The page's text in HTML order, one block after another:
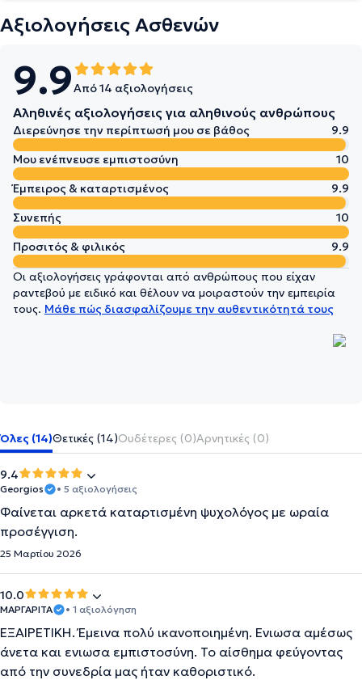
Αξιολογήσεις Ασθενών
9.9Από 14 αξιολογήσεις
Αληθινές αξιολογήσεις για αληθινούς ανθρώπους
Διερεύνησε την περίπτωσή μου σε βάθος
9.9
Μου ενέπνευσε εμπιστοσύνη
10
Έμπειρος & καταρτισμένος
9.9
Συνεπής
10
Προσιτός & φιλικός
9.9
Οι αξιολογήσεις γράφονται από ανθρώπους που είχαν
ραντεβού με ειδικό και θέλουν να μοιραστούν την εμπειρία
τους. Μάθε πώς διασφαλίζουμε την αυθεντικότητά τους
Όλες (14)Θετικές (14)Ουδέτερες (0)Αρνητικές (0)
9.4
Georgios • 5 αξιολογήσεις
Φαίνεται αρκετά καταρτισμένη ψυχολόγος με ωραία
προσέγγιση.
25 Μαρτίου 2026
10.0
ΜΑΡΓΑΡΙΤΑ • 1 αξιολόγηση
ΕΞΑΙΡΕΤΙΚΉ. Έμεινα πολύ ικανοποιημένη. Ενιωσα αμέσως
άνετα και ενιωσα εμπιστοσύνη. Το αίσθημα φεύγοντας
από την συνεδρία μας ήταν καθοριστικό.